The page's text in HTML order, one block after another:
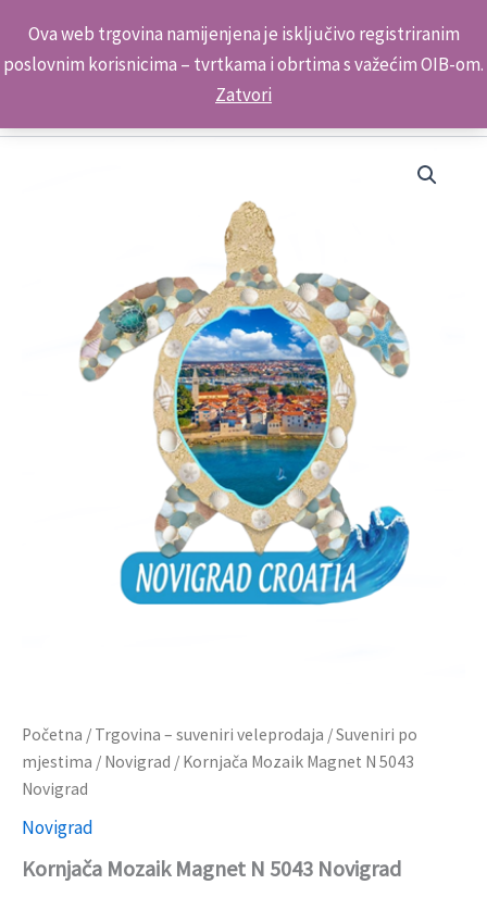
Ova web trgovina namijenjena je isključivo registriranim
poslovnim korisnicima – tvrtkama i obrtima s važećim OIB-om.
Zatvori
content
Kontakt telefon: +385 98 179 3891
Početna / Trgovina – suveniri veleprodaja /Suveniri po
mjestima / Novigrad / Kornjača Mozaik Magnet N 5043
Novigrad
Novigrad
Kornjača Mozaik Magnet N 5043 Novigrad